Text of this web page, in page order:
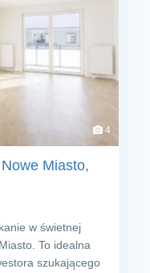
4
Miasto,
w świetnej
To idealna
szukającego